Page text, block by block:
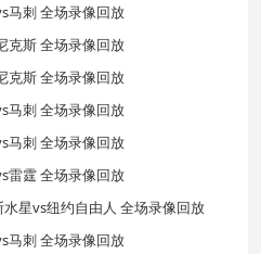
马刺 全场录像回放
克斯 全场录像回放
克斯 全场录像回放
马刺 全场录像回放
马刺 全场录像回放
雷霆 全场录像回放
星vs纽约自由人 全场录像回放
马刺 全场录像回放